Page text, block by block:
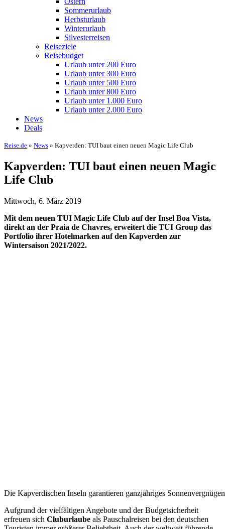
Sommerurlaub
Herbsturlaub
Winterurlaub
Silvesterreisen
Reiseziele
Reisebudget
Urlaub unter 200 Euro
Urlaub unter 300 Euro
Urlaub unter 500 Euro
Urlaub unter 800 Euro
Urlaub unter 1.000 Euro
Urlaub unter 2.000 Euro
News
Deals
Reise.de » News » Kapverden: TUI baut einen neuen Magic Life Club
Kapverden: TUI baut einen neuen Magic
Life Club
Mittwoch, 6. März 2019
Mit dem neuen TUI Magic Life Club auf der Insel Boa Vista,
direkt an der Praia de Chavres, erweitert die TUI Group das
Portfolio ihrer Hotelmarken auf den Kapverden zur
Wintersaison 2021/2022.
Die Kapverdischen Inseln garantieren ganzjähriges
Aufgrund der vielfältigen Angebote und der Budgetsicherheit
erfreuen sich Cluburlaube als Pauschalreisen bei den deutschen